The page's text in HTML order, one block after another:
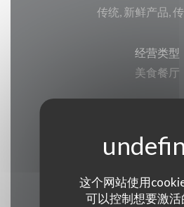
这个网站使用
可以控制想要激活
传统, 新鲜产品,
经营类型
美食餐厅
支付方式
银联, 现金, 签证,